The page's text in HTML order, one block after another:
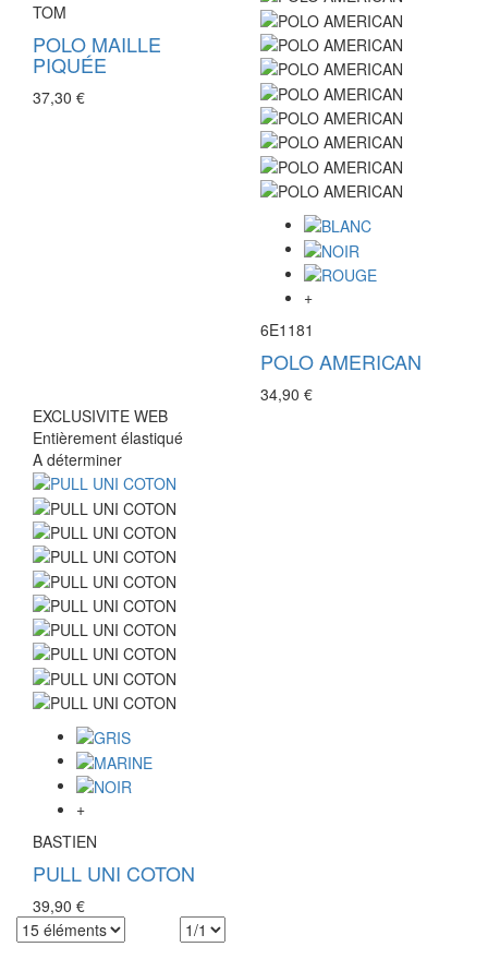
TOM
POLO MAILLE
PIQUÉE
37,30 €
+
6E1181
POLO AMERICAN
34,90 €
EXCLUSIVITE WEB
Entièrement élastiqué
A déterminer
+
BASTIEN
PULL UNI COTON
39,90 €